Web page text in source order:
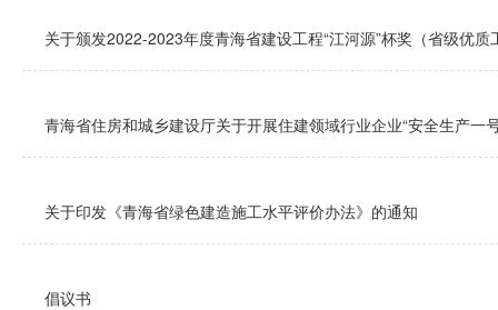
关于颁发2022-2023年度青海省建设工程“江河源”杯奖（省级优质
青海省住房和城乡建设厅关于开展住建领域行业企业“安全生产一
关于印发《青海省绿色建造施工水平评价办法》的通知
倡议书